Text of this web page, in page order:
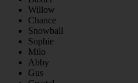
Willow
Chance
Snowball
Sophie
Milo
Abby
Gus